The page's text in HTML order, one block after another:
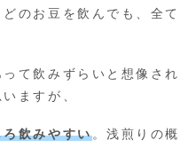
のお豆を飲んでも、全て
て飲みずらいと想像され
ますが、
飲みやすい。浅煎りの概